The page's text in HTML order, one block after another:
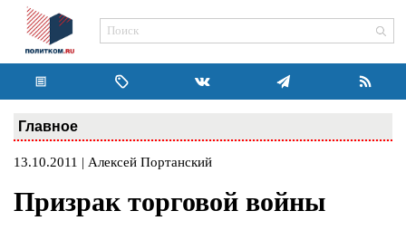
Главное
13.10.2011 | Алексей Портанский
Призрак торговой войны